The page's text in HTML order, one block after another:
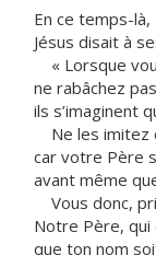
En ce temps-là,
Jésus disait à
« Lorsque
ne rabâchez
ils s’imaginent
Ne les imitez
car votre Père
avant même
Vous donc,
Notre Père, qui
que ton nom